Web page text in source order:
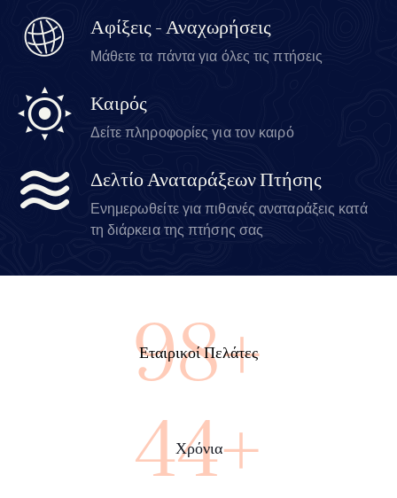
Αφίξεις - Αναχωρήσεις
Μάθετε τα πάντα για όλες τις πτήσεις
Καιρός
Δείτε πληροφορίες για τον καιρό
Δελτίο Αναταράξεων Πτήσης
Ενημερωθείτε για πιθανές αναταράξεις κατά
τη διάρκεια της πτήσης σας
100+
Εταιρικοί Πελάτες
45+
Χρόνια